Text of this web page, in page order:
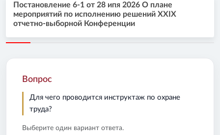
Постановление 6-1 от 28 ипя 2026 О плане
мероприятий по исполнению решений XXIX
отчетно-выборной Конференции
Вопрос
Для чего проводится инструктаж по охране
труда?
Выберите один вариант ответа.